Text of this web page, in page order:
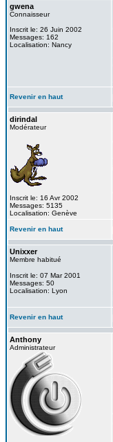
gwena
Connaisseur
Inscrit le: 26 Juin 2002
Messages: 162
Localisation: Nancy
Revenir en haut
dirindal
Modérateur
Inscrit le: 16 Avr 2002
Messages: 5135
Localisation: Genève
Revenir en haut
Unixxer
Membre habitué
Inscrit le: 07 Mar 2001
Messages: 50
Localisation: Lyon
Revenir en haut
Anthony
Administrateur